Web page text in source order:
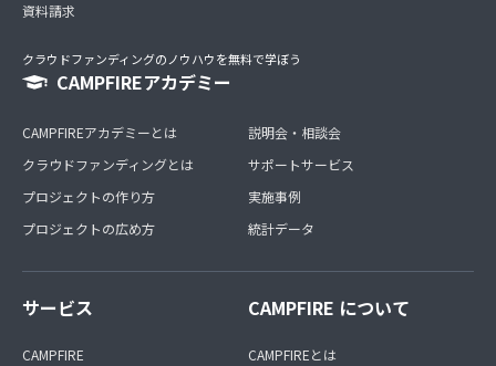
資料請求
クラウドファンディングのノウハウを無料で学ぼう
CAMPFIREアカデミー
CAMPFIREアカデミーとは
クラウドファンディングとは
プロジェクトの作り方
プロジェクトの広め方
説明会・相談会
サポートサービス
実施事例
統計データ
サービス
CAMPFIRE
CAMPFIRE について
CAMPFIREとは